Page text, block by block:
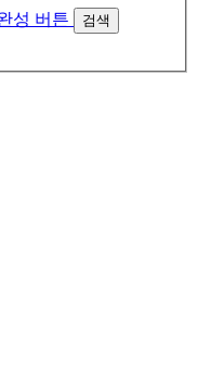
검색